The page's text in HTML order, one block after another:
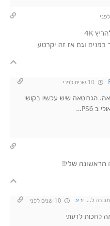
וגם אז זה יקרטע
הגרוטאה שיש עכשיו בקושי
הראשונה שלי!!
תגובה ל... יריב